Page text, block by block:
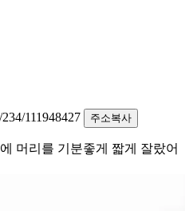
111948427
주소복사
머리를 기분좋게 짧게 잘랐어